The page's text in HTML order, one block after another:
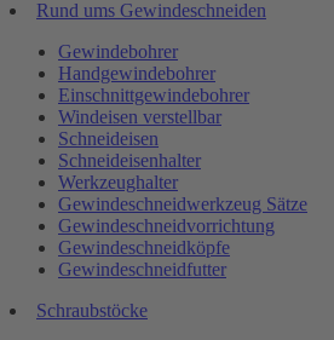
Rund ums Gewindeschneiden
Gewindebohrer
Handgewindebohrer
Einschnittgewindebohrer
Windeisen verstellbar
Schneideisen
Schneideisenhalter
Werkzeughalter
Gewindeschneidwerkzeug Sätze
Gewindeschneidvorrichtung
Gewindeschneidköpfe
Gewindeschneidfutter
Schraubstöcke